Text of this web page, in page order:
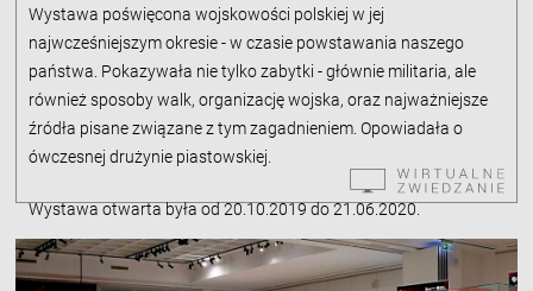
Wystawa poświęcona wojskowości polskiej w jej
najwcześniejszym okresie - w czasie powstawania naszego
państwa. Pokazywała nie tylko zabytki - głównie militaria, ale
również sposoby walk, organizację wojska, oraz najważniejsze
źródła pisane związane z tym zagadnieniem. Opowiadała o
ówczesnej drużynie piastowskiej.
Wystawa otwarta była od 20.10.2019 do 21.06.2020.